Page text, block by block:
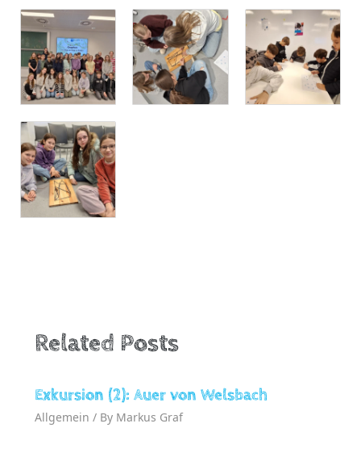
Related Posts
Exkursion (2): Auer von Welsbach
Allgemein / By Markus Graf